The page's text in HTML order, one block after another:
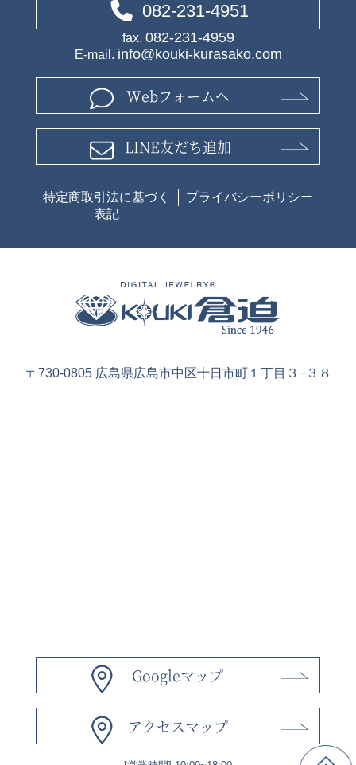
082-231-4951
fax. 082-231-4959
E-mail. info@kouki-kurasako.com
Webフォームへ
LINE友だち追加
特定商取引法に基づく
表記
プライバシーポリシー
〒730-0805 広島県広島市中区十日市町１丁目３−３８
Googleマップ
アクセスマップ